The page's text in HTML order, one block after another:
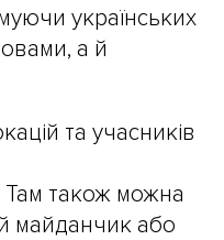
українських
а й
та учасників
Там також можна
майданчик або